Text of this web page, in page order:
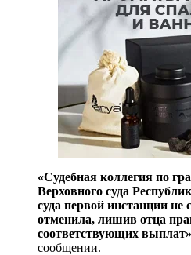
«Судебная коллегия по
Верховного суда
суда первой инстанции не
отменила, лишив отца
соответствующих выплат»
сообщении.